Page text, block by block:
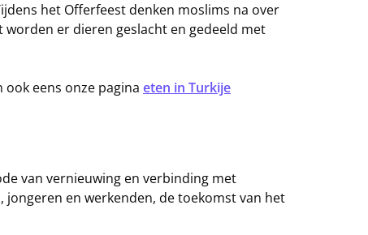
het Offerfeest denken moslims na over
er dieren geslacht en gedeeld met
ook eens onze pagina eten in Turkije
van vernieuwing en verbinding met
en werkenden, de toekomst van het